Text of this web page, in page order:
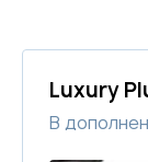
Luxury
В